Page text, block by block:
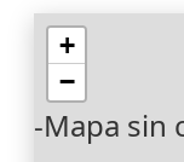
-Mapa sin
+
−